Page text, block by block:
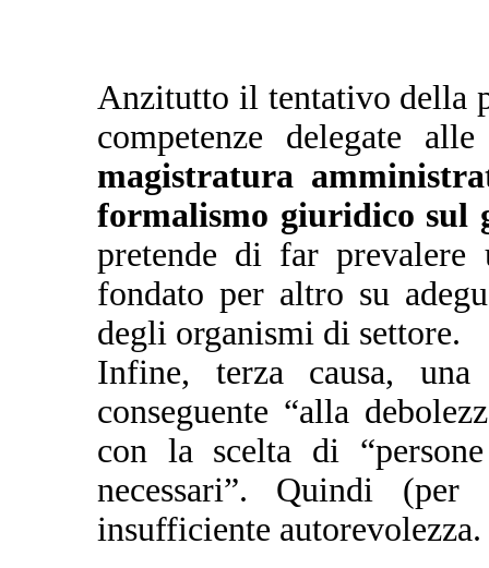
Anzitutto il tentativo della
competenze delegate
magistratura
formalismo giuridico sul
pretende di far
fondato per altro su
degli organismi di settore.
Infine, terza causa,
conseguente “alla
con la scelta di
necessari”. Quindi
insufficiente autorevolezza.